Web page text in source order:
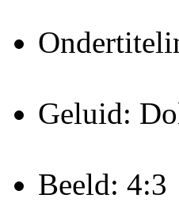
Geluid:
Beeld: 4:3